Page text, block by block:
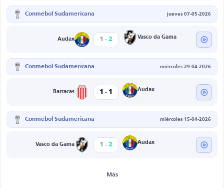
Conmebol Sudamericana jueves 07-05-2026
Audax 1 - 2 Vasco da Gama
Conmebol Sudamericana miércoles 29-04-2026
Barracas 1 - 1 Audax
Conmebol Sudamericana miércoles 15-04-2026
Vasco da Gama 1 - 2 Audax
Más